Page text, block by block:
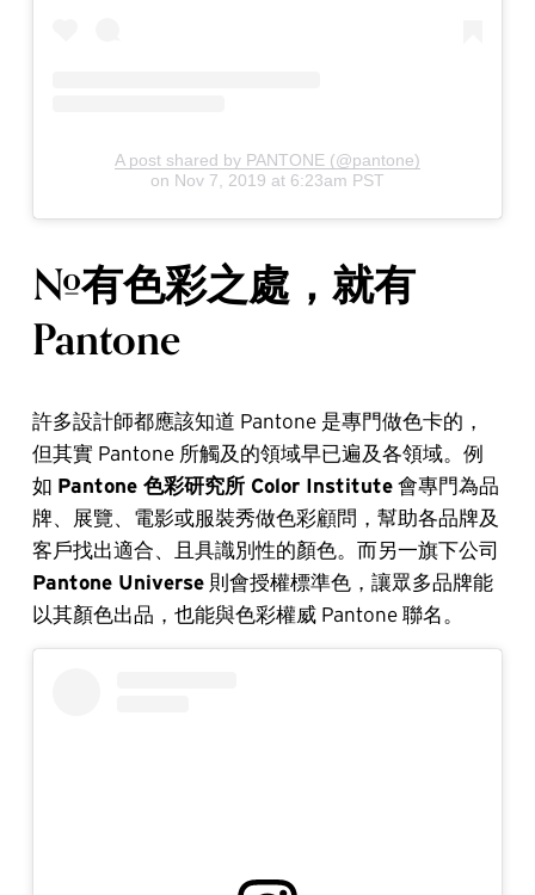
A post shared by PANTONE (@pantone)
on Nov 7, 2019 at 6:23am PST
#有色彩之處，就有
Pantone
許多設計師都應該知道 Pantone 是專門做色卡的，
但其實 Pantone 所觸及的領域早已遍及各領域。例
如 Pantone 色彩研究所 Color Institute會專門為品
牌、展覽、電影或服裝秀做色彩顧問，幫助各品牌及
客戶找出適合、且具識別性的顏色。而另一旗下公司
Pantone Universe則會授權標準色，讓眾多品牌能
以其顏色出品，也能與色彩權威 Pantone 聯名。